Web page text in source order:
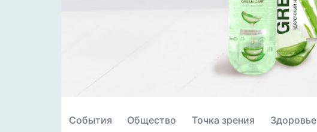
События Общество Точка зрения Здоровье